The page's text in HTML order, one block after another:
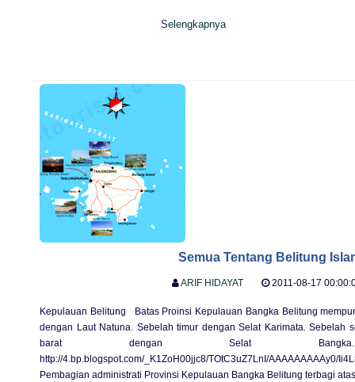
Selengkapnya
Semua Tentang Belitung
ARIF HIDAYAT 2011-08-17
Kepulauan Belitung Batas Proinsi Kepulauan Bangka Belitung
dengan Laut Natuna. Sebelah timur dengan Selat Karimata. Sebelah
barat dengan Selat
http://4.bp.blogspot.com/_K1ZoH00jjc8/TOtC3uZ7LnI/AAAAAAAAAy0/
Pembagian administrati Provinsi Kepulauan Bangka Belitung terbagi